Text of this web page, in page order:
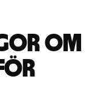
om